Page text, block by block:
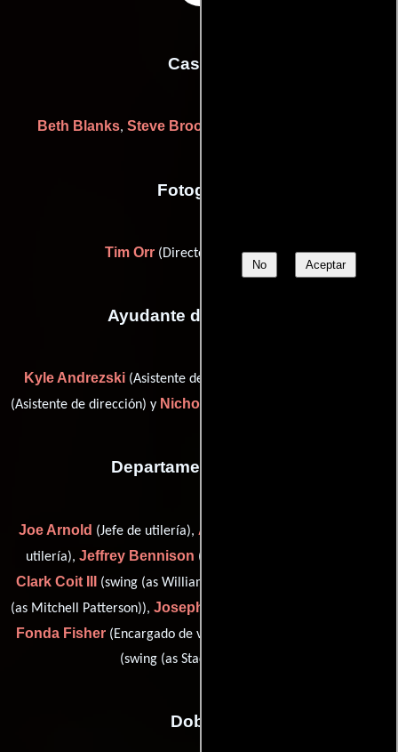
No Aceptar
Casting
Beth Blanks, Steve Brooksbank
Fotografia
Tim Orr (Director de fotografía)
Ayudante de dirección
Kyle Andrezski(Asistente de dirección),
(Asistente de dirección) y Nicholas Lee
Departamento de arte
Joe Arnold (Jefe de utilería), Amy Bell
utilería), Jeffrey Bennison (carpenter / painter),
Clark Coit III
(swing (as William Coit)),
(as Mitchell Patterson)), Joseph Fedo
Fonda Fisher(Encargado de vestuario) y
(swing (as Stacey Henning))
Dobles